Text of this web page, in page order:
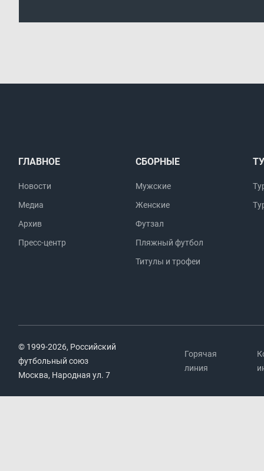
ГЛАВНОЕ
Новости
Медиа
Архив
Пресс-центр
СБОРНЫЕ
Мужские
Женские
Футзал
Пляжный футбол
Титулы и трофеи
© 1999-2026, Российский
футбольный союз
Москва, Народная ул. 7
Горячая
линия